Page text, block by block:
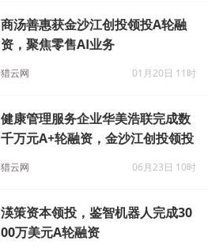
资，聚焦零售AI业务
猎云网 01月20日 11时
健康管理服务企业华美浩联完成数
猎云网